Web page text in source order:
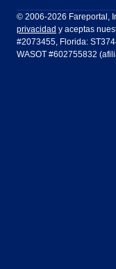
LATAM Airlines
Air Europa
Ft Lauderdale
Houston
Dublín
Guadalajara
© 2006-2026 Fareportal,
privacidad y aceptas
#2073455, Florida:
WASOT #602755832